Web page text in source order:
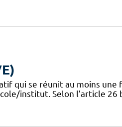
qui se réunit au moins une
institut. Selon l’article 26